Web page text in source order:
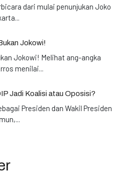
dari mulai penunjukan Joko
...
Jokowi!
Jokowi! Melihat ang-angka
menilai...
Jadi Koalisi atau Oposisi?
Presiden dan Wakil Presiden
...